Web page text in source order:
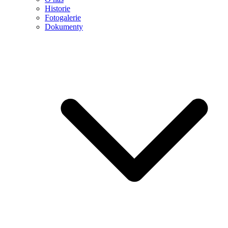
Historie
Fotogalerie
Dokumenty